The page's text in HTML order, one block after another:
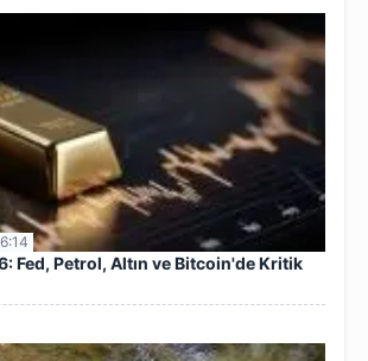
Fed, Petrol, Altın ve Bitcoin'de Kritik